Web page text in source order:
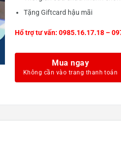
Tặng Giftcard hậu mãi
Hổ trợ tư vấn: 0985.16.17.18 –
Mua ngay